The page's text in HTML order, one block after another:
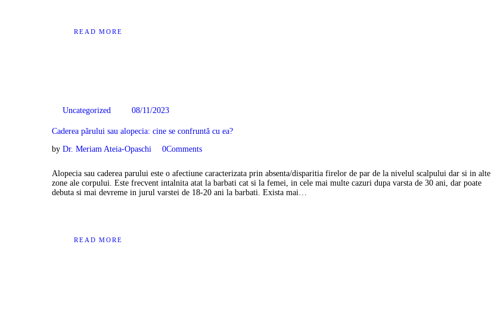
READ MORE
Uncategorized 08/11/2023
Caderea părului sau alopecia: cine se confruntă cu ea?
by Dr. Meriam Ateia-Opaschi 0Comments
Alopecia sau caderea parului este o afectiune caracterizata prin absenta/disparitia firelor de par de la nivelul scalpului dar si in alte
zone ale corpului. Este frecvent intalnita atat la barbati cat si la femei, in cele mai multe cazuri dupa varsta de 30 ani, dar poate
debuta si mai devreme in jurul varstei de 18-20 ani la barbati. Exista mai…
READ MORE